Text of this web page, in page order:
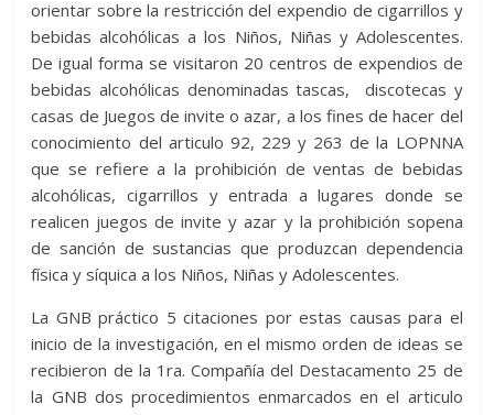
orientar sobre la restricción del expendio de cigarrillos y
bebidas alcohólicas a los Niños, Niñas y Adolescentes.
De igual forma se visitaron 20 centros de expendios de
bebidas alcohólicas denominadas tascas, discotecas y
casas de Juegos de invite o azar, a los fines de hacer del
conocimiento del articulo 92, 229 y 263 de la LOPNNA
que se refiere a la prohibición de ventas de bebidas
alcohólicas, cigarrillos y entrada a lugares donde se
realicen juegos de invite y azar y la prohibición sopena
de sanción de sustancias que produzcan dependencia
física y síquica a los Niños, Niñas y Adolescentes.
La GNB práctico 5 citaciones por estas causas para el
inicio de la investigación, en el mismo orden de ideas se
recibieron de la 1ra. Compañía del Destacamento 25 de
la GNB dos procedimientos enmarcados en el articulo